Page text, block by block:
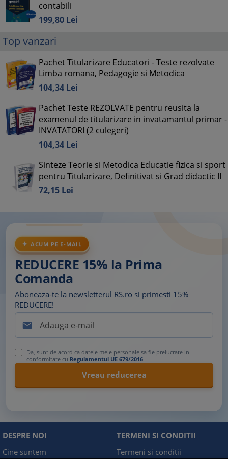
contabili
199,80 Lei
Top vanzari
Pachet Titularizare Educatori - Teste rezolvate
Limba romana, Pedagogie si Metodica
104,34 Lei
Pachet Teste REZOLVATE pentru reusita la
examenul de titularizare in invatamantul primar -
INVATATORI (2 culegeri)
104,34 Lei
Sinteze Teorie si Metodica Educatie fizica si sport
pentru Titularizare, Definitivat si Grad didactic II
72,15 Lei
ACUM PE E-MAIL
REDUCERE 15% la Prima
Comanda
Aboneaza-te la newsletterul RS.ro si primesti 15%
REDUCERE!

Da, sunt de acord ca datele mele personale sa fie prelucrate in
conformitate cu Regulamentul UE 679/2016
DESPRE NOI
Cine suntem
TERMENI SI CONDITII
Termeni si conditii